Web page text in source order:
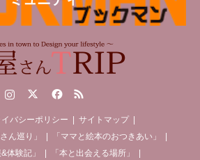
RSS
イバシーポリシー
サイトマップ
ん巡り」
「ママと絵本のおつきあい」
体験記」
「本と出会える場所」